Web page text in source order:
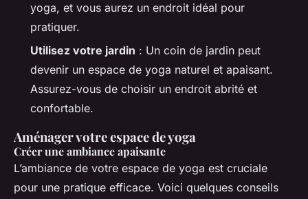
yoga, et vous aurez un endroit idéal pour
pratiquer.
Utilisez votre jardin : Un coin de jardin peut
devenir un espace de yoga naturel et apaisant.
Assurez-vous de choisir un endroit abrité et
confortable.
Aménager votre espace de yoga
Créer une ambiance apaisante
L’ambiance de votre espace de yoga est cruciale
pour une pratique efficace. Voici quelques conseils